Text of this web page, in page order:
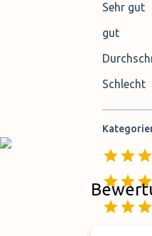
Sehr gut
gut
Schlecht